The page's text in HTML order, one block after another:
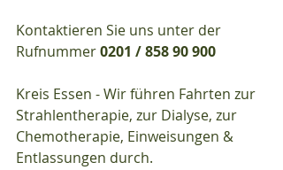
Kontaktieren Sie uns unter der
Rufnummer 0201 / 858 90 900
Kreis Essen - Wir führen Fahrten zur
Strahlentherapie, zur Dialyse, zur
Chemotherapie, Einweisungen &
Entlassungen durch.